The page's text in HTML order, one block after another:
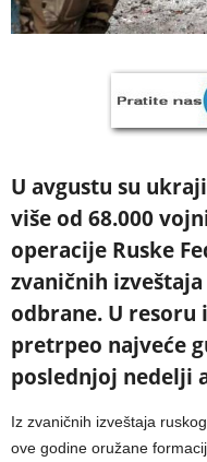
U avgustu su
više od 68.000
operacije Ruske
zvaničnih
odbrane. U
pretrpeo najveće
poslednjoj nedelji
Iz zvaničnih izveštaja
ove godine oružane